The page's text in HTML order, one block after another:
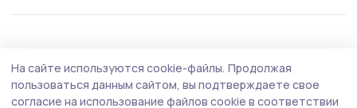
На сайте используются cookie-файлы. Продолжая
пользоваться данным сайтом, вы подтверждаете свое
согласие на использование файлов cookie в соответствии